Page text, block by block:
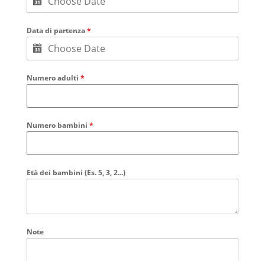
Data di partenza*
Numero adulti *
Numero bambini *
Età dei bambini (Es. 5, 3, 2...)
Note